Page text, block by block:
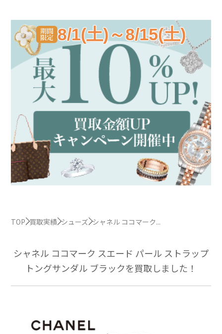
8/1(土)～8/15(土)
TOP 買取実績 シューズ シャネル ココマーク...
シャネル ココマーク スエード パール ストラップ
トングサンダル ブラックを買取しました！